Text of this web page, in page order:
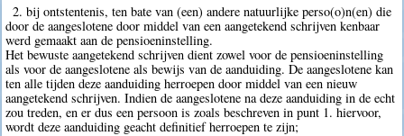
2. bij ontstentenis, ten bate van (een) andere natuurlijke perso(o)n(en) die
door de aangeslotene door middel van een aangetekend schrijven kenbaar
werd gemaakt aan de pensioeninstelling.
Het bewuste aangetekend schrijven dient zowel voor de pensioeninstelling
als voor de aangeslotene als bewijs van de aanduiding. De aangeslotene kan
ten alle tijden deze aanduiding herroepen door middel van een nieuw
aangetekend schrijven. Indien de aangeslotene na deze aanduiding in de echt
zou treden, en er dus een persoon is zoals beschreven in punt 1. hiervoor,
wordt deze aanduiding geacht definitief herroepen te zijn;